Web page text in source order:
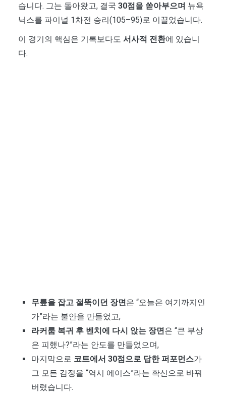
습니다. 그는 돌아왔고, 결국 30점을 쏟아부으며 뉴욕
닉스를 파이널 1차전 승리(105–95)로 이끌었습니다.
이 경기의 핵심은 기록보다도 서사적 전환에 있습니
다.
무릎을 잡고 절뚝이던 장면은 “오늘은 여기까지인
가”라는 불안을 만들었고,
라커룸 복귀 후 벤치에 다시 앉는 장면은 “큰 부상
은 피했나?”라는 안도를 만들었으며,
마지막으로 코트에서 30점으로 답한 퍼포먼스가
그 모든 감정을 “역시 에이스”라는 확신으로 바꿔
버렸습니다.